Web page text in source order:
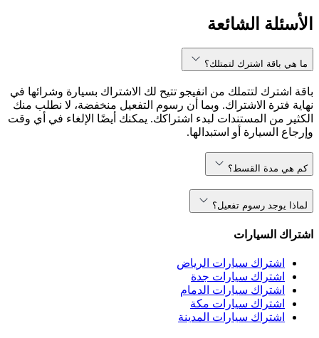
الأسئلة الشائعة
ما هي باقة اشترك لتمتلك؟
باقة اشترك لتتملك من انفيجو تتيح لك الاشتراك بسيارة وشرائها في
نهاية فترة الاشتراك. وبما أن رسوم التفعيل منخفضة، لا نطلب منك
الكثير من المستندات لبدء اشتراكك. يمكنك أيضًا الإلغاء في أي وقت
وإرجاع السيارة أو استبدالها.
كم هي مدة القسط؟
لماذا يوجد رسوم تفعيل؟
اشتراك السيارات
اشتراك سيارات الرياض
اشتراك سيارات جدة
اشتراك سيارات الدمام
اشتراك سيارات مكة
اشتراك سيارات المدينة